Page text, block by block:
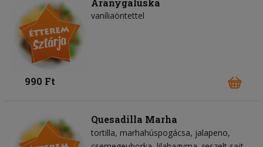
Aranygaluska
vaníliaöntettel
990 Ft
Quesadilla Marha
tortilla marhahúspogácsa jalapeno